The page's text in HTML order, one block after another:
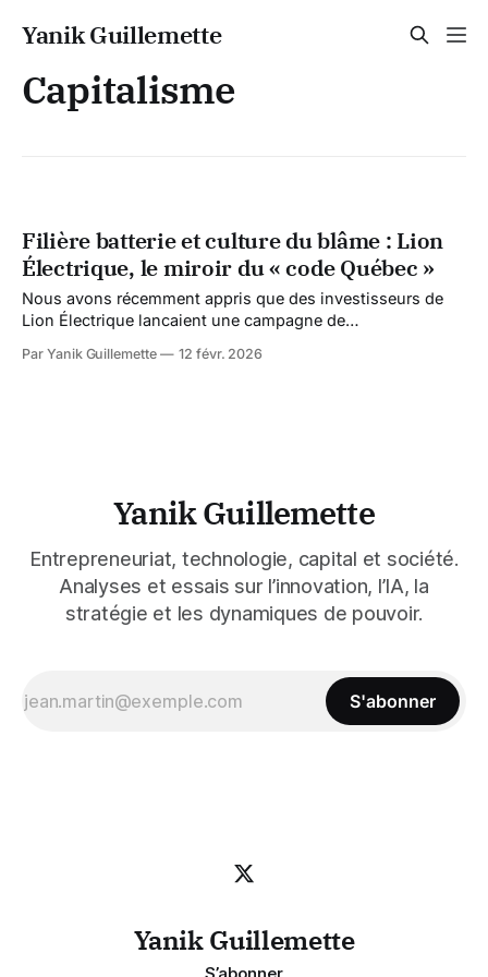
Yanik Guillemette
Capitalisme
Filière batterie et culture du blâme : Lion
Électrique, le miroir du « code Québec »
Nous avons récemment appris que des investisseurs de
Lion Électrique lancaient une campagne de
Hébergement web, frais juridiques, déplacements… ils
Par Yanik Guillemette 12 févr. 2026
Yanik Guillemette
Entrepreneuriat, technologie, capital et société.
Analyses et essais sur l’innovation, l’IA, la
stratégie et les dynamiques de pouvoir.
S'abonner
Yanik Guillemette